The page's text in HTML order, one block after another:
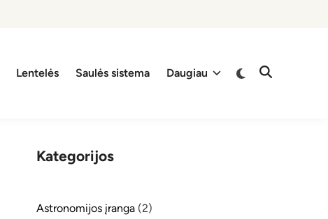
Lentelės Saulės sistema Daugiau
Switch
Open
Kategorijos
Astronomijos įranga (2)